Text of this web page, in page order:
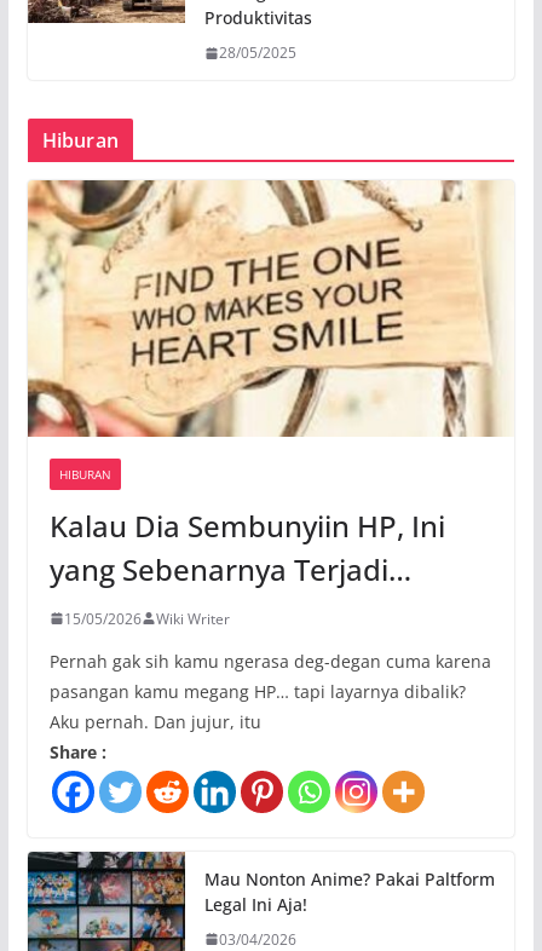
Produktivitas
28/05/2025
Hiburan
HIBURAN
Kalau Dia Sembunyiin HP, Ini
yang Sebenarnya Terjadi…
15/05/2026 Wiki Writer
Pernah gak sih kamu ngerasa deg-degan cuma karena
pasangan kamu megang HP… tapi layarnya dibalik?
Aku pernah. Dan jujur, itu
Share :
Mau Nonton Anime? Pakai Paltform
Legal Ini Aja!
03/04/2026